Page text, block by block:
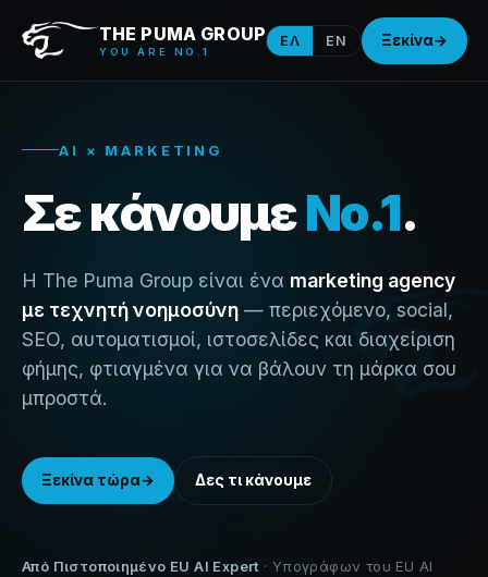
THE PUMA GROUP
YOU ARE NO.1
ΕΛ EN Ξεκίνα→
AI × MARKETING
Σε κάνουμεNo.1.
Η The Puma Group είναι ένα marketing agency
με τεχνητή νοημοσύνη — περιεχόμενο, social,
SEO, αυτοματισμοί, ιστοσελίδες και διαχείριση
φήμης, φτιαγμένα για να βάλουν τη μάρκα σου
μπροστά.
Ξεκίνα τώρα→ Δες τι κάνουμε
Από Πιστοποιημένο EU AI Expert · Υπογράφων του EU AI